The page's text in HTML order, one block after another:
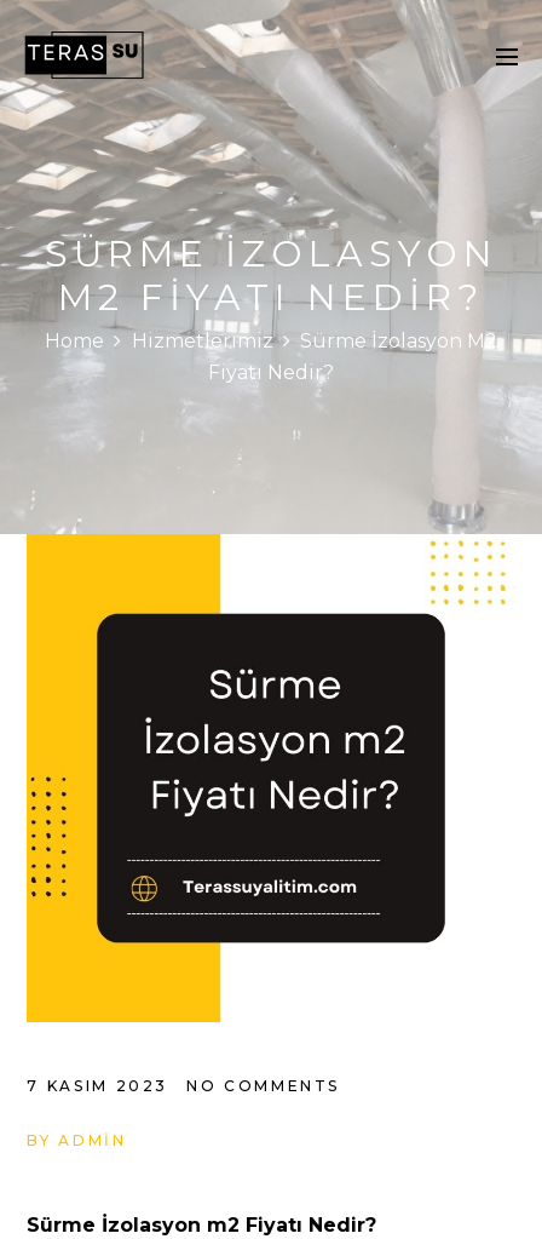
SÜRME İZOLASYON
M2 FIYATI NEDIR?
Home Hizmetlerimiz
Sürme İzolasyon M2
Fiyatı Nedir?
7 KASIM 2023 NO COMMENTS
BY ADMIN
Sürme İzolasyon m2 Fiyatı Nedir?